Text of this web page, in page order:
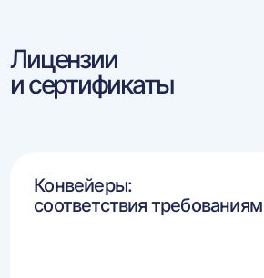
Лицензии
и сертификаты
Конвейеры:
соответствия требованиям